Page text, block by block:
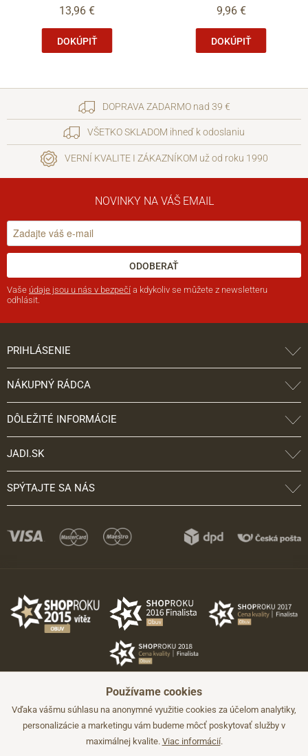
13,96 €
DOKÚPIŤ
9,96 €
DOKÚPIŤ
DOPRAVA ZADARMO nad 39 €
VŠETKO SKLADOM ihneď k odoslaniu
VERNÍ KVALITE I ZÁKAZNÍKOM už od roku 1990
NOVINKY NA VÁŠ EMAIL
ODOBERAŤ
Vaše údaje jsou u nás v bezpečí a kdykoliv se můžete z newsletteru
odhlásit.
PRIHLÁSENIE
NÁKUPNÝ RÁDCA
DÔLEŽITÉ INFORMÁCIE
JADI.SK
SPÝTAJTE SA NÁS
Používame cookies
Vďaka vášmu súhlasu na anonymné využitie cookies za účelom analytiky,
personalizácie a marketingu vám budeme môcť poskytovať služby v
maximálnej kvalite. Viac informácií.